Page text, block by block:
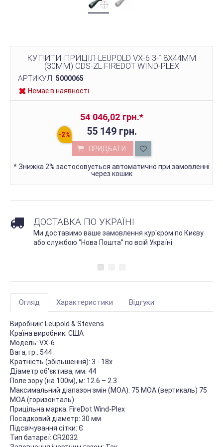
КУПИТИ ПРИЦІЛ LEUPOLD VX-6 3-18X44MM
(30MM) CDS-ZL FIREDOT WIND-PLEX
АРТИКУЛ: 5000065
Немає в наявності
54 046,02 грн.*
55 149 грн.
ПРИДБАТИ
*Знижка 2% застосовується автоматично при замовленні
через кошик
ДОСТАВКА ПО УКРАЇНІ
Ми доставимо ваше замовлення кур'єром по Києву
або службою "Нова Пошта" по всій Україні.
Огляд Характеристики Відгуки
Виробник: Leupold & Stevens
Країна виробник: США
Модель: VX-6
Вага, гр.: 544
Кратність (збільшення): 3 - 18х
Діаметр об'єктива, мм: 44
Поле зору (на 100м), м: 12.6 – 2.3
Максимальний діапазон змін (MOA): 75 MOA (вертикаль) 75
MOA (горизонталь)
Прицільна марка: FireDot Wind-Plex
Посадковий діаметр: 30 мм
Підсвічування сітки: Є
Тип батареї: CR2032